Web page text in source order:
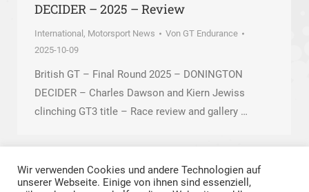
DECIDER – 2025 – Review
International , Motorsport News Von GT Endurance
2025-10-09
British GT – Final Round 2025 – DONINGTON
DECIDER – Charles Dawson and Kiern Jewiss
clinching GT3 title – Race review and gallery …
Wir verwenden Cookies und andere Technologien auf
unserer Webseite. Einige von ihnen sind essenziell,